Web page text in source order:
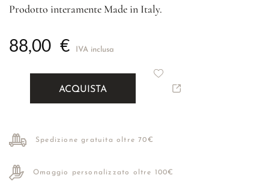
Prodotto interamente Made in Italy.
88,00 € IVA inclusa
ACQUISTA
Spedizione gratuita oltre 70€
Omaggio personalizzato oltre 100€